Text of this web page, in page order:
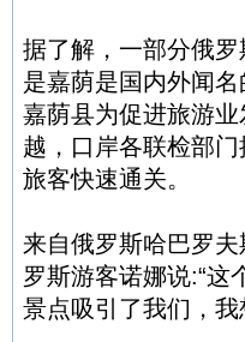
据了解，一部分俄
是嘉荫是国内外闻
嘉荫县为促进旅游
越，口岸各联检部
旅客快速通关。
来自俄罗斯哈巴罗
罗斯游客诺娜说:“这
景点吸引了我们，